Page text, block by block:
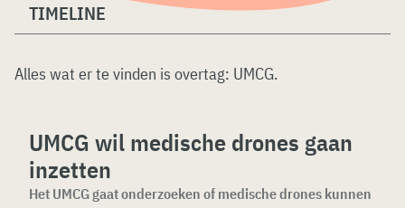
TIMELINE
Alles wat er te vinden is overtag: UMCG.
UMCG wil medische drones gaan
inzetten
Het UMCG gaat onderzoeken of medische drones kunnen